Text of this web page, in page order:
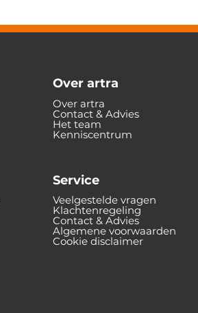
Over artra
Over artra
Contact & Advies
Het team
Kenniscentrum
Service
Veelgestelde vragen
Klachtenregeling
Contact & Advies
Algemene voorwaarden
Cookie disclaimer